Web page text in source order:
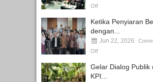
Off
Ketika Penyiaran
dengan...
Jun 22, 2026
Off
Gelar Dialog Publik
KPI...